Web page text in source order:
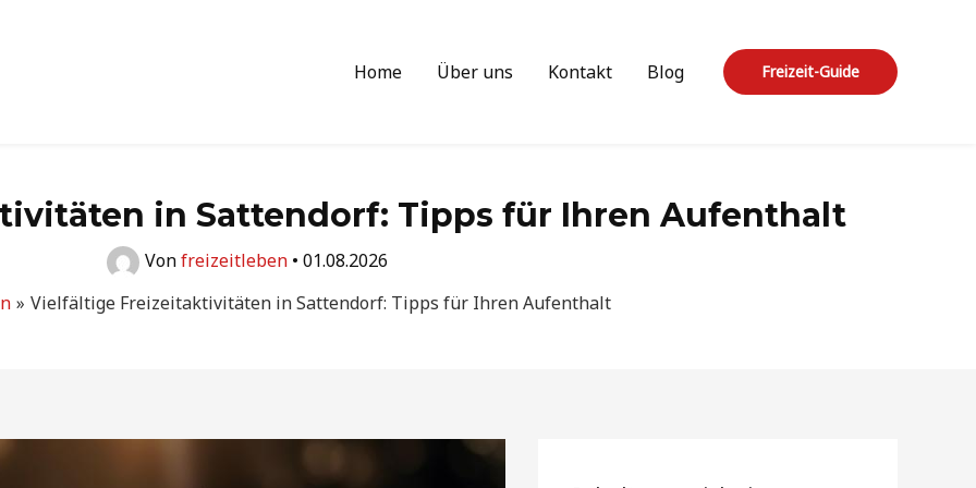
Home Über uns Kontakt Blog Freizeit-Guide
in Sattendorf: Tipps für Ihren Aufenthalt
Vonfreizeitleben • 01.08.2026
Vielfältige Freizeitaktivitäten in Sattendorf: Tipps für Ihren Aufenthalt